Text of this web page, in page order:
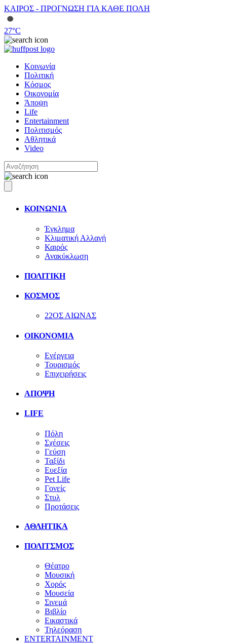
ΚΑΙΡΟΣ - ΠΡΟΓΝΩΣΗ ΓΙΑ ΚΑΘΕ ΠΟΛΗ
27°C
Κοινωνία
Πολιτική
Κόσμος
Οικονομία
Άποψη
Life
Entertainment
Πολιτισμός
Αθλητικά
Video
ΚΟΙΝΩΝΙΑ
Έγκλημα
Κλιματική Αλλαγή
Καιρός
Ανακύκλωση
ΠΟΛΙΤΙΚΗ
ΚΟΣΜΟΣ
22ΟΣ ΑΙΩΝΑΣ
ΟΙΚΟΝΟΜΙΑ
Ενέργεια
Τουρισμός
Επιχειρήσεις
ΑΠΟΨΗ
LIFE
Πόλη
Σχέσεις
Γεύση
Ταξίδι
Ευεξία
Pet Life
Γονείς
Στυλ
Προτάσεις
ΑΘΛΗΤΙΚΑ
ΠΟΛΙΤΣΜΟΣ
Θέατρο
Μουσική
Χορός
Μουσεία
Σινεμά
Βιβλίο
Εικαστικά
Τηλεόραση
ENTERTAINMENT